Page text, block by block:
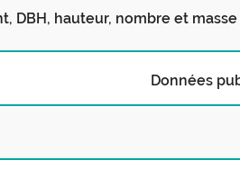
DBH, hauteur, nombre et
Données